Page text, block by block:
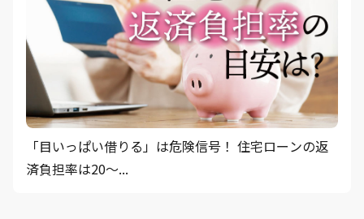
「目いっぱい借りる」は危険信号！ 住宅ローンの返
済負担率は20〜...